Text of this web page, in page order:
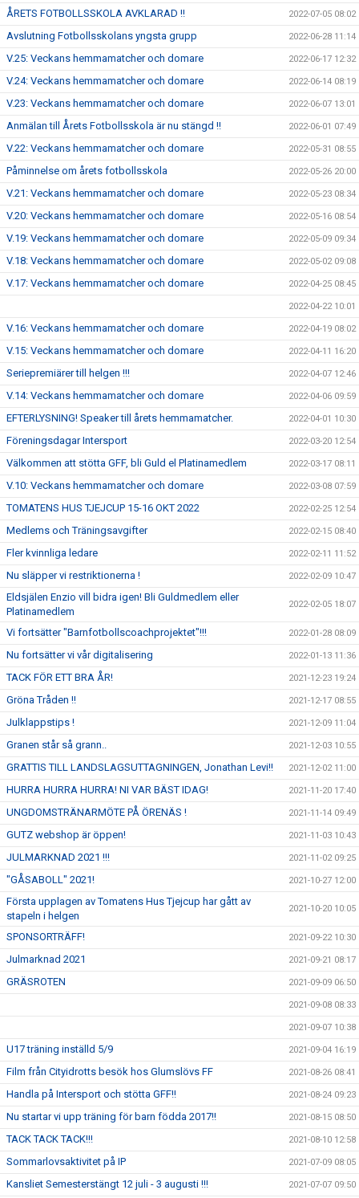
ÅRETS FOTBOLLSSKOLA AVKLARAD !! 2022-07-05 08:02
Avslutning Fotbollsskolans yngsta grupp 2022-06-28 11:14
V.25: Veckans hemmamatcher och domare 2022-06-17 12:32
V.24: Veckans hemmamatcher och domare 2022-06-14 08:19
V.23: Veckans hemmamatcher och domare 2022-06-07 13:01
Anmälan till Årets Fotbollsskola är nu stängd !! 2022-06-01 07:49
V.22: Veckans hemmamatcher och domare 2022-05-31 08:55
Påminnelse om årets fotbollsskola 2022-05-26 20:00
V.21: Veckans hemmamatcher och domare 2022-05-23 08:34
V.20: Veckans hemmamatcher och domare 2022-05-16 08:54
V.19: Veckans hemmamatcher och domare 2022-05-09 09:34
V.18: Veckans hemmamatcher och domare 2022-05-02 09:08
V.17: Veckans hemmamatcher och domare 2022-04-25 08:45
2022-04-22 10:01
V.16: Veckans hemmamatcher och domare 2022-04-19 08:02
V.15: Veckans hemmamatcher och domare 2022-04-11 16:20
Seriepremiärer till helgen !!! 2022-04-07 12:46
V.14: Veckans hemmamatcher och domare 2022-04-06 09:59
EFTERLYSNING! Speaker till årets hemmamatcher. 2022-04-01 10:30
Föreningsdagar Intersport 2022-03-20 12:54
Välkommen att stötta GFF, bli Guld el Platinamedlem 2022-03-17 08:11
V.10: Veckans hemmamatcher och domare 2022-03-08 07:59
TOMATENS HUS TJEJCUP 15-16 OKT 2022 2022-02-25 12:54
Medlems och Träningsavgifter 2022-02-15 08:40
Fler kvinnliga ledare 2022-02-11 11:52
Nu släpper vi restriktionerna ! 2022-02-09 10:47
Eldsjälen Enzio vill bidra igen! Bli Guldmedlem eller
Platinamedlem
2022-02-05 18:07
Vi fortsätter "Barnfotbollscoachprojektet"!!! 2022-01-28 08:09
Nu fortsätter vi vår digitalisering 2022-01-13 11:36
TACK FÖR ETT BRA ÅR! 2021-12-23 19:24
Gröna Tråden !! 2021-12-17 08:55
Julklappstips ! 2021-12-09 11:04
Granen står så grann.. 2021-12-03 10:55
GRATTIS TILL LANDSLAGSUTTAGNINGEN, Jonathan Levi!! 2021-12-02 11:00
HURRA HURRA HURRA! NI VAR BÄST IDAG! 2021-11-20 17:40
UNGDOMSTRÄNARMÖTE PÅ ÖRENÄS ! 2021-11-14 09:49
GUTZ webshop är öppen! 2021-11-03 10:43
JULMARKNAD 2021 !!! 2021-11-02 09:25
"GÅSABOLL" 2021! 2021-10-27 12:00
Första upplagen av Tomatens Hus Tjejcup har gått av
stapeln i helgen
2021-10-20 10:05
SPONSORTRÄFF! 2021-09-22 10:30
Julmarknad 2021 2021-09-21 08:17
GRÄSROTEN 2021-09-09 06:50
2021-09-08 08:33
2021-09-07 10:38
U17 träning inställd 5/9 2021-09-04 16:19
Film från Cityidrotts besök hos Glumslövs FF 2021-08-26 08:41
Handla på Intersport och stötta GFF!! 2021-08-24 09:23
Nu startar vi upp träning för barn födda 2017!! 2021-08-15 08:50
TACK TACK TACK!!! 2021-08-10 12:58
Sommarlovsaktivitet på IP 2021-07-09 08:05
Kansliet Semesterstängt 12 juli - 3 augusti !!! 2021-07-07 09:50